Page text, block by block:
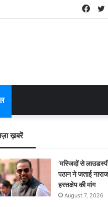
ख़बरें
‘मस्जिदों से
पठान ने जताई
हस्तक्षेप की मांग
August 7, 2026